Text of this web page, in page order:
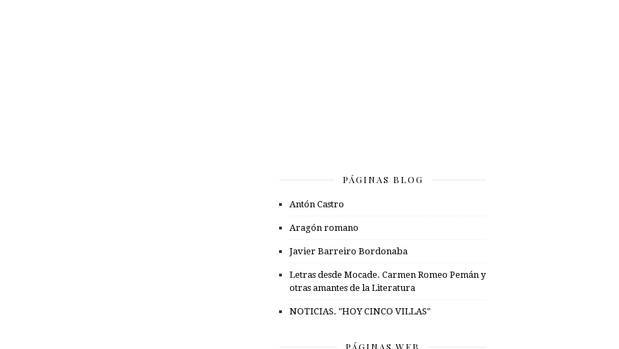
PÁGINAS BLOG
Antón Castro
Aragón romano
Javier Barreiro Bordonaba
Letras desde Mocade. Carmen Romeo Pemán y
otras amantes de la Literatura
NOTICIAS. "HOY CINCO VILLAS"
PÁGINAS WEB